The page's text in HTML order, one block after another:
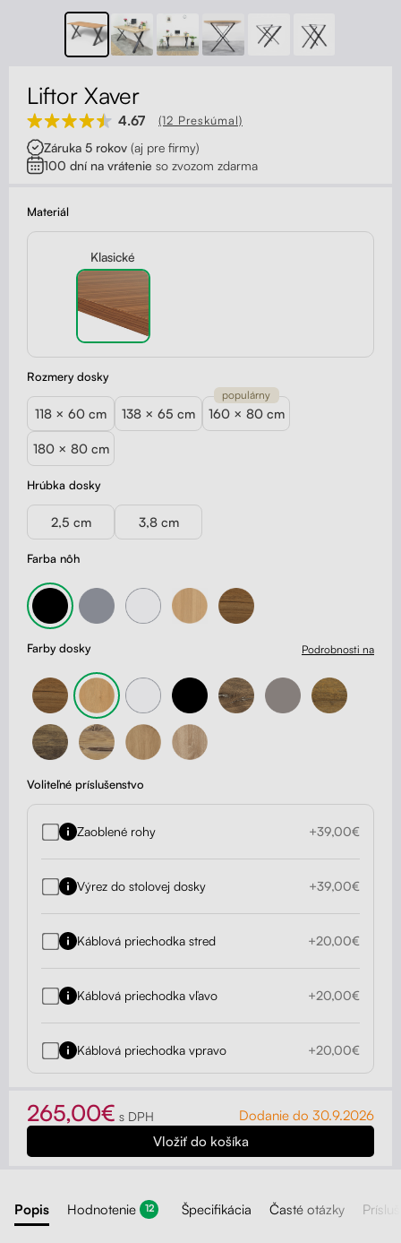
Kolieska
Stojany na monitor - Riser
Skrinky so zásuvkami a zásuvky
Akustické paravány
Opierky
Kontakt
Liftor Xaver
4.67 (12 Preskúmal)
Záruka 5 rokov (aj pre firmy)
100 dní na vrátenie so zvozom zdarma
Materiál
Klasické
Farba nôh
Hrúbka dosky
2,5 cm 3,8 cm
Rozmery dosky
118 × 60 cm 138 × 65 cm 160 × 80 cm
populárny
180 × 80 cm
Farby dosky Podrobnosti na
Voliteľné príslušenstvo
Zaoblené rohy +39,00€
Výrez do stolovej dosky +39,00€
Káblová priechodka stred +20,00€
Káblová priechodka vľavo +20,00€
Káblová priechodka vpravo +20,00€
265,00€ s DPH Dodanie do 30.9.2026
Popis Hodnotenie 12 Špecifikácia Časté otázky